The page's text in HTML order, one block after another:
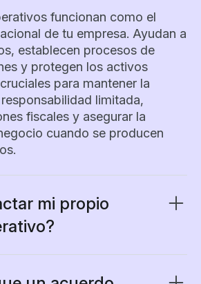
funcionan como el
de tu empresa. Ayudan a
establecen procesos de
y protegen los activos
para mantener la
limitada,
fiscales y asegurar la
cuando se producen
mi propio
tú también puedes